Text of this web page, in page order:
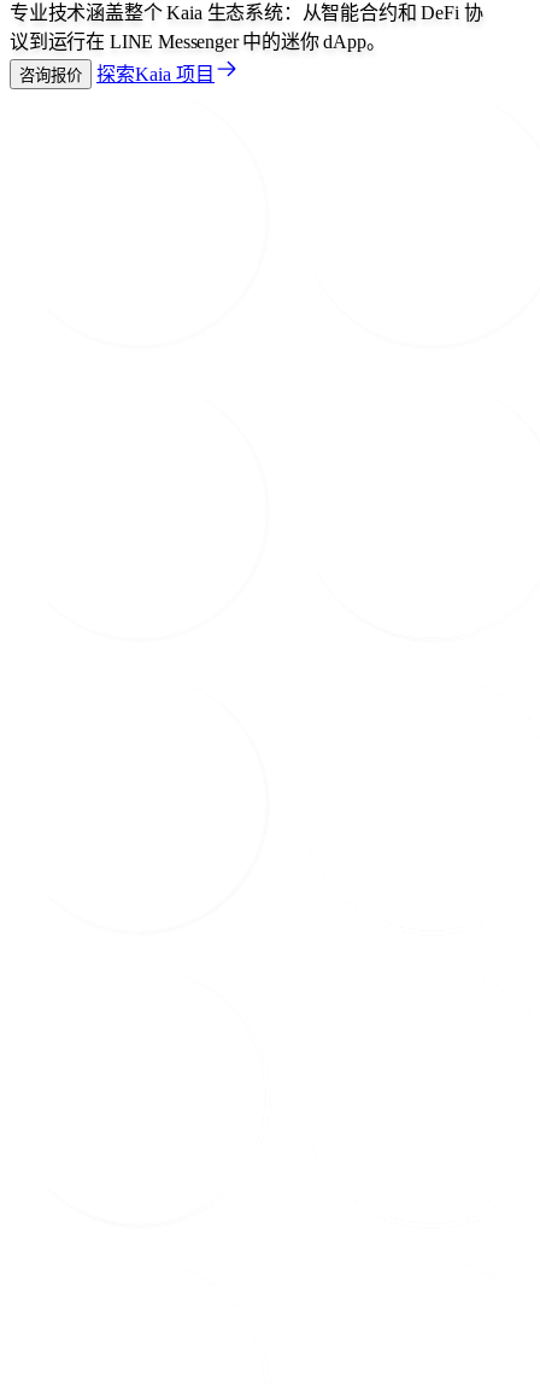
专业技术涵盖整个 Kaia 生态系统：从智能合约和 DeFi 协
议到运行在 LINE Messenger 中的迷你 dApp。
咨询报价 探索Kaia 项目